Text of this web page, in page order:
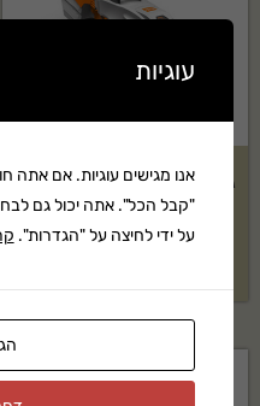
גוף מכסחת דשא נטענת STIHL
דגם: RMA 235
עוגיות
אנו מגישים עוגיות. אם
"קבל הכל". אתה יכול גם
על ידי לחיצה על "הגדרות".